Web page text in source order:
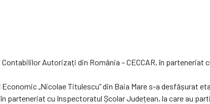
Autorizați din România – CECCAR, în
Economic „Nicolae Titulescu” din Baia Mare s-a
în parteneriat cu Inspectoratul Școlar Județean, la care au